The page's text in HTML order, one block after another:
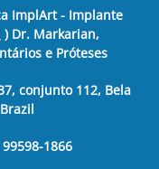
ImplArt - Implante
) Dr. Markarian,
e Próteses
conjunto 112, Bela
1866